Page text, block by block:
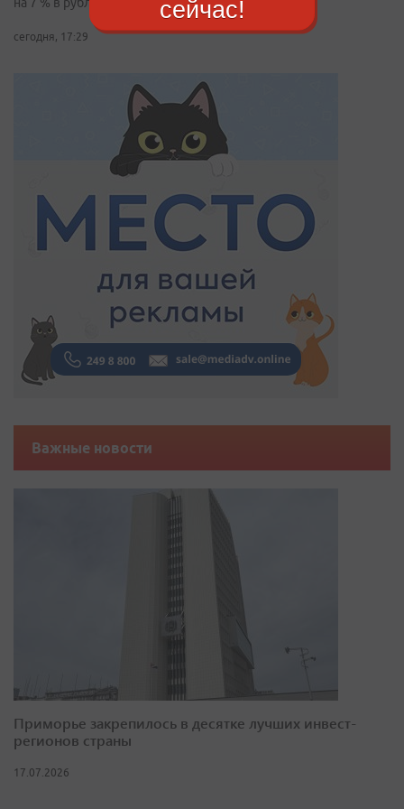
на 7 % в рублевом выражении
сегодня, 17:29
Важные новости
Приморье закрепилось в десятке лучших инвест-
регионов страны
17.07.2026
сейчас!